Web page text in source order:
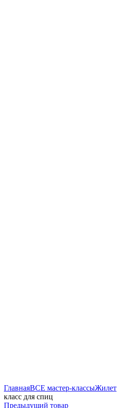
ГлавнаяВСЕ мастер-классыЖилет
класс для спиц
Предыдущий товар